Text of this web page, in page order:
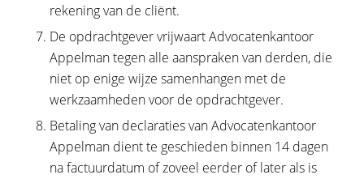
rekening van de cliënt.
De opdrachtgever vrijwaart Advocatenkantoor
Appelman tegen alle aanspraken van derden, die
niet op enige wijze samenhangen met de
werkzaamheden voor de opdrachtgever.
Betaling van declaraties van Advocatenkantoor
Appelman dient te geschieden binnen 14 dagen
na factuurdatum of zoveel eerder of later als is